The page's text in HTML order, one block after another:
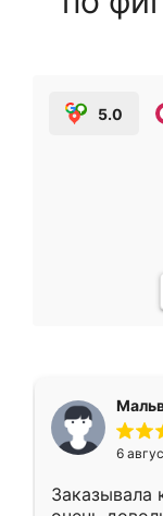
5.0
6
Заказывала